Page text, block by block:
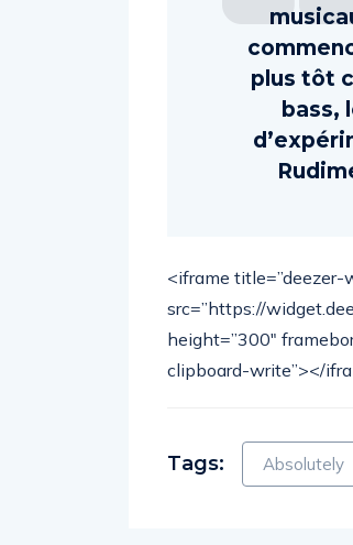
plus tôt
bass,
<iframe title=”deezer-
src=”https://
height=”300″
clipboard-write”></
Tags: Absolutely